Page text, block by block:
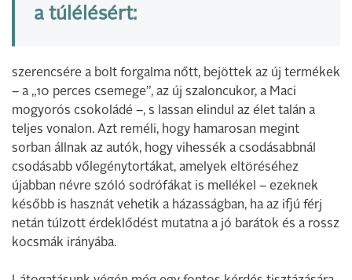
a túlélésért:
szerencsére a bolt forgalma nőtt, bejöttek az új termékek
– a „10 perces csemege”, az új szaloncukor, a Maci
mogyorós csokoládé –, s lassan elindul az élet talán a
teljes vonalon. Azt reméli, hogy hamarosan megint
sorban állnak az autók, hogy vihessék a csodásabbnál
csodásabb vőlegénytortákat, amelyek eltöréséhez
újabban névre szóló sodrófákat is mellékel – ezeknek
később is hasznát vehetik a házasságban, ha az ifjú férj
netán túlzott érdeklődést mutatna a jó barátok és a rossz
kocsmák irányába.